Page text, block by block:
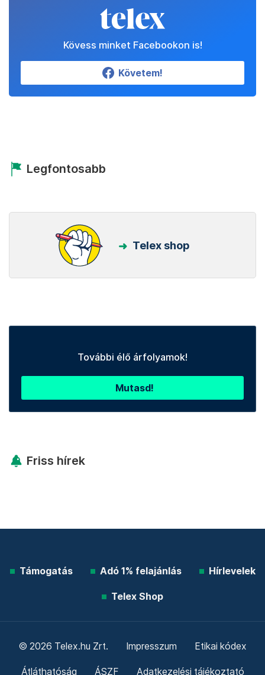
Kövess minket Facebookon is!
Követem!
Legfontosabb
Telex shop
További élő árfolyamok!
Mutasd!
Friss hírek
Támogatás Adó 1% felajánlás Hírlevelek
Telex Shop
© 2026 Telex.hu Zrt. Impresszum Etikai kódex
Átláthatóság ÁSZF Adatkezelési tájékoztató